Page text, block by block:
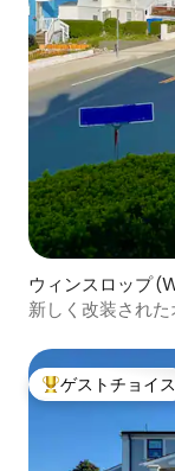
ウィンスロップ
パート
新しく改装され
大好評のゲストチ
ゲストチョイス